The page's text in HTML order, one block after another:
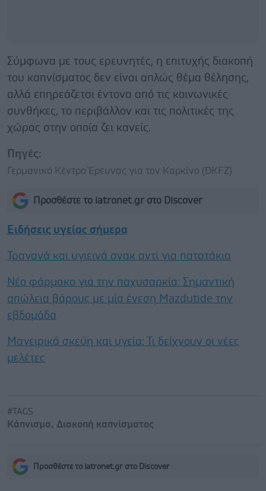
Σύμφωνα με τους ερευνητές, η επιτυχής διακοπή
του καπνίσματος δεν είναι απλώς θέμα θέλησης,
αλλά επηρεάζεται έντονα από τις κοινωνικές
συνθήκες, το περιβάλλον και τις πολιτικές της
χώρας στην οποία ζει κανείς.
Πηγές:
Γερμανικό Κέντρο Έρευνας για τον Καρκίνο (DKFZ)
Προσθέστε το iatronet.gr στο Discover
Ειδήσεις υγείας σήμερα
Τραγανά και υγιεινά σνακ αντί για πατατάκια
Νέο φάρμακο για την παχυσαρκία: Σημαντική
απώλεια βάρους με μία ένεση Mazdutide την
εβδομάδα
Μαγειρικά σκεύη και υγεία: Τι δείχνουν οι νέες
μελέτες
#TAGS
Κάπνισμα, Διακοπή καπνίσματος
Προσθέστε το iatronet.gr στο Discover